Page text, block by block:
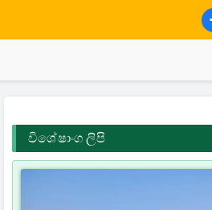
විශේෂාංග ලිපි